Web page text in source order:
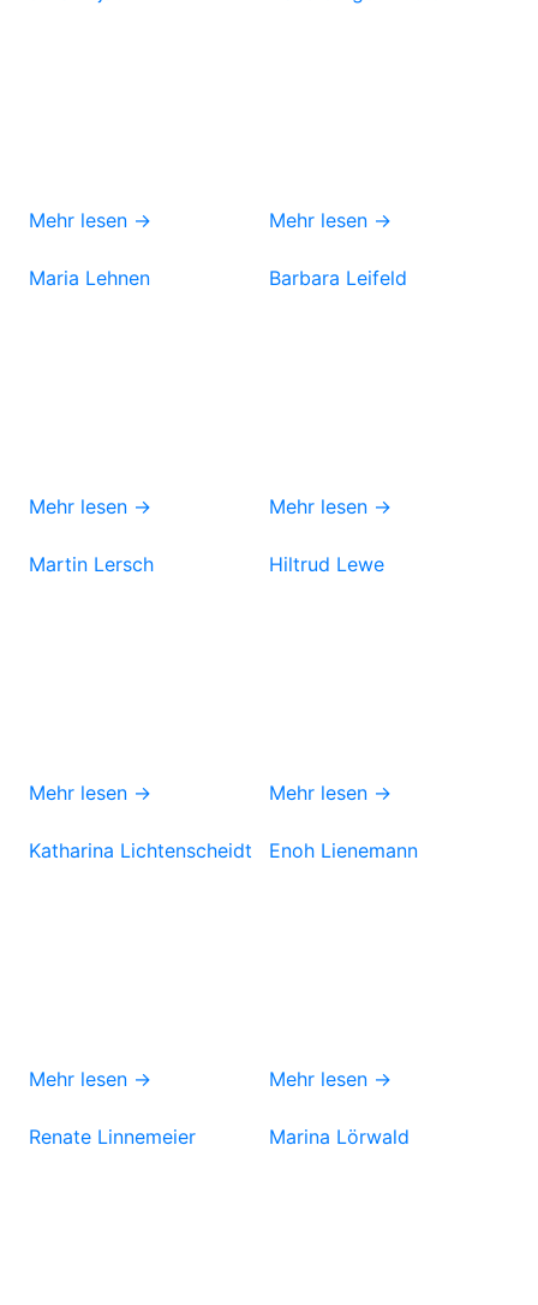
Mehr lesen → Mehr lesen →
Maria Lehnen
Mehr lesen →
Barbara Leifeld
Mehr lesen →
Martin Lersch
Mehr lesen →
Hiltrud Lewe
Mehr lesen →
Katharina Lichtenscheidt
Mehr lesen →
Enoh Lienemann
Mehr lesen →
Renate Linnemeier Marina Lörwald